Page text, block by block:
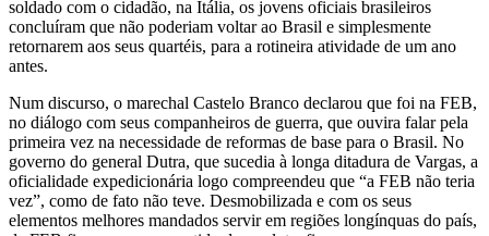
soldado com o cidadão, na Itália, os jovens oficiais brasileiros
concluíram que não poderiam voltar ao Brasil e simplesmente
retornarem aos seus quartéis, para a rotineira atividade de um ano
antes.
Num discurso, o marechal Castelo Branco declarou que foi na FEB,
no diálogo com seus companheiros de guerra, que ouvira falar pela
primeira vez na necessidade de reformas de base para o Brasil. No
governo do general Dutra, que sucedia à longa ditadura de Vargas, a
oficialidade expedicionária logo compreendeu que “a FEB não teria
vez”, como de fato não teve. Desmobilizada e com os seus
elementos melhores mandados servir em regiões longínquas do país,